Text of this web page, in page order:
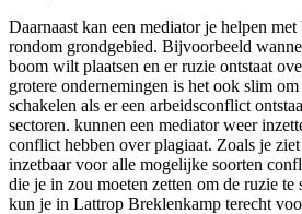
Daarnaast kan een mediator je helpen
rondom grondgebied. Bijvoorbeeld
boom wilt plaatsen en er ruzie ontstaat
grotere ondernemingen is het ook slim
schakelen als er een arbeidsconflict
sectoren. kunnen een mediator weer
conflict hebben over plagiaat. Zoals je
inzetbaar voor alle mogelijke soorten
die je in zou moeten zetten om de ruzie
kun je in Lattrop Breklenkamp terecht